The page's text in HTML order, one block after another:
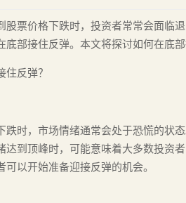
股票价格下跌时，投资者常常会面临
底部接住反弹。本文将探讨如何在底
反弹？
跌时，市场情绪通常会处于恐慌的状
达到顶峰时，可能意味着大多数投资
可以开始准备迎接反弹的机会。